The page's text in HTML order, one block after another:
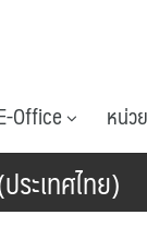
Office หน่ว
ะเทศไทย)